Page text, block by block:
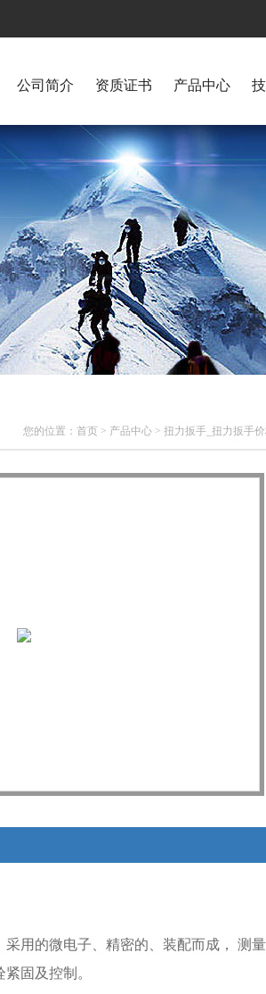
公司简介 资质证书 产品中心
您的位置： 首页 > 产品中心 > 扭力扳手_扭力扳手
采用的微电子、精密的、装配而成， 测
固及控制。